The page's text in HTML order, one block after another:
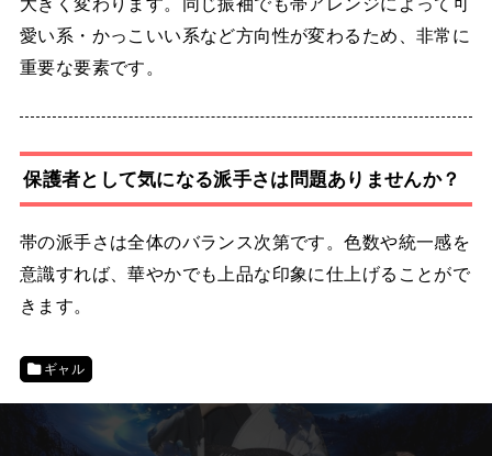
愛い系・かっこいい系など方向性が変わるため、非常に
重要な要素です。
保護者として気になる派手さは問題ありませんか？
帯の派手さは全体のバランス次第です。色数や統一感を
意識すれば、華やかでも上品な印象に仕上げることがで
きます。
ギャル